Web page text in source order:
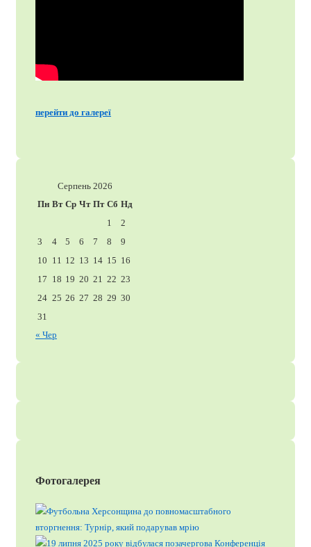
перейти до галереї
Серпень 2026
Пн Вт Ср Чт Пт Сб Нд
1
2
3
4 5 6 7 8
9
10 11 12 13 14 15 16
17 18 19 20 21 22 23
24 25 26 27 28 29 30
31
« Чер
Фотогалерея